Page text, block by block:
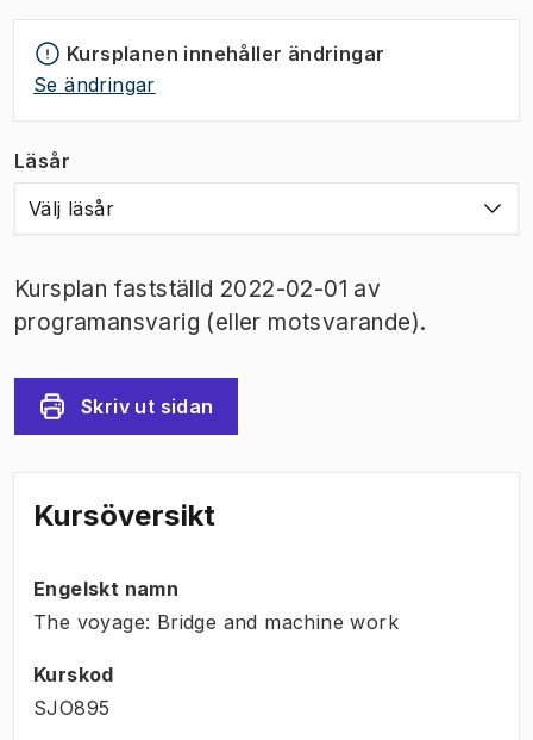
Kursplanen innehåller ändringar
Se ändringar
Läsår
Välj läsår
Kursplan fastställd 2022-02-01 av
programansvarig (eller motsvarande).
Skriv ut sidan
Kursöversikt
Engelskt namn
The voyage: Bridge and machine work
Kurskod
SJO895